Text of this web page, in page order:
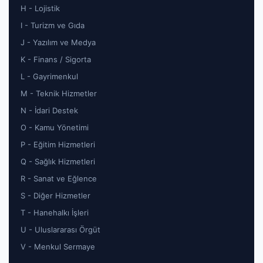
H - Lojistik
I - Turizm ve Gıda
J - Yazılım ve Medya
K - Finans / Sigorta
L - Gayrimenkul
M - Teknik Hizmetler
N - İdari Destek
O - Kamu Yönetimi
P - Eğitim Hizmetleri
Q - Sağlık Hizmetleri
R - Sanat ve Eğlence
S - Diğer Hizmetler
T - Hanehalkı İşleri
U - Uluslararası Örgüt
V - Menkul Sermaye